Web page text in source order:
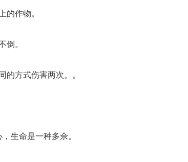
的作物。
倒。
的方式伤害两次。。
生命是一种多佘。